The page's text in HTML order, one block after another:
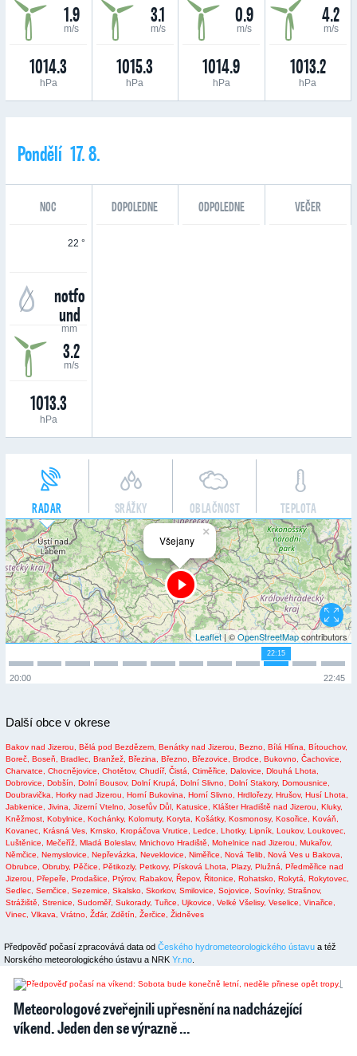
1.9
m/s
1014.3
hPa
3.1
m/s
1015.3
hPa
0.9
m/s
1014.9
hPa
4.2
m/s
1013.2
hPa
Pondělí 17. 8.
NOC DOPOLEDNE ODPOLEDNE VEČER
22 °
notfo
und
mm
3.2
m/s
1013.3
hPa
RADAR SRÁŽKY OBLAČNOST TEPLOTA
×
Všejany
Leaflet| ©OpenStreetMapcontributors
22:15
22:45
20:00
Další obce v okrese
Bakov nad Jizerou, Bělá pod Bezdězem, Benátky nad Jizerou, Bezno, Bílá Hlína, Bítouchov,
Boreč, Boseň, Bradlec, Branžež, Březina, Březno, Březovice, Brodce, Bukovno, Čachovice,
Charvatce, Chocnějovice, Chotětov, Chudíř, Čistá, Ctiměřice, Dalovice, Dlouhá Lhota,
Dobrovice, Dobšín, Dolní Bousov, Dolní Krupá, Dolní Slivno, Dolní Stakory, Domousnice,
Doubravička, Horky nad Jizerou, Horní Bukovina, Horní Slivno, Hrdlořezy, Hrušov, Husí Lhota,
Jabkenice, Jivina, Jizerní Vtelno, Josefův Důl, Katusice, Klášter Hradiště nad Jizerou, Kluky,
Kněžmost, Kobylnice, Kochánky, Kolomuty, Koryta, Košátky, Kosmonosy, Kosořice, Kováň,
Kovanec, Krásná Ves, Krnsko, Kropáčova Vrutice, Ledce, Lhotky, Lipník, Loukov, Loukovec,
Luštěnice, Mečeříž, Mladá Boleslav, Mnichovo Hradiště, Mohelnice nad Jizerou, Mukařov,
Němčice, Nemyslovice, Nepřevázka, Neveklovice, Niměřice, Nová Telib, Nová Ves u Bakova,
Obrubce, Obruby, Pěčice, Pětikozly, Petkovy, Písková Lhota, Plazy, Plužná, Předměřice nad
Jizerou, Přepeře, Prodašice, Ptýrov, Rabakov, Řepov, Řitonice, Rohatsko, Rokytá, Rokytovec,
Sedlec, Semčice, Sezemice, Skalsko, Skorkov, Smilovice, Sojovice, Sovínky, Strašnov,
Strážiště, Strenice, Sudoměř, Sukorady, Tuřice, Ujkovice, Velké Všelisy, Veselice, Vinařice,
Vinec, Vlkava, Vrátno, Žďár, Zdětín, Žerčice, Židněves
Předpověď počasí zpracovává data od Českého hydrometeorologického ústavu a též
Norského meteorologického ústavu a NRK Yr.no.
2 1
Meteorologové zveřejnili upřesnění na nadcházející
víkend. Jeden den se výrazně …